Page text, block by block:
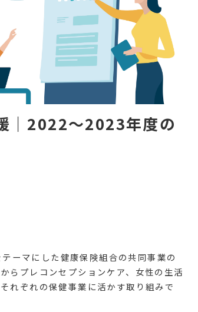
｜2022〜2023年度の
ーマにした健康保険組合の共同事業の
らプレコンセプションケア、女性の生活
れぞれの保健事業に活かす取り組みで